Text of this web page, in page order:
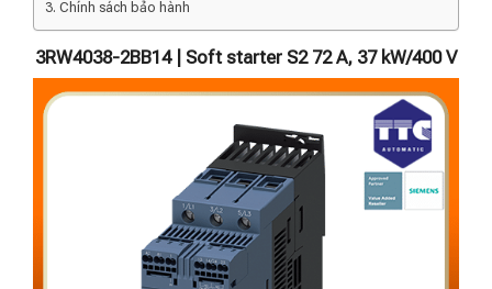
Chính sách bảo hành
3RW4038-2BB14 | Soft starter S2 72 A, 37 kW/400 V